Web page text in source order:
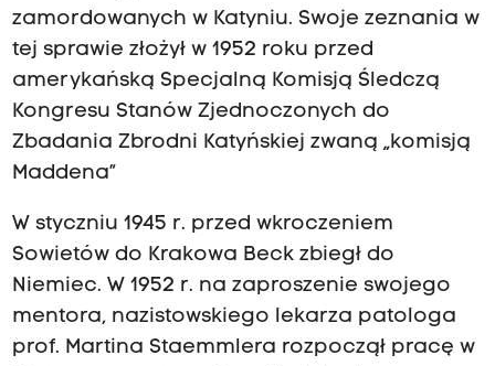
zamordowanych w Katyniu. Swoje zeznania w
tej sprawie złożył w 1952 roku przed
amerykańską Specjalną Komisją Śledczą
Kongresu Stanów Zjednoczonych do
Zbadania Zbrodni Katyńskiej zwaną „komisją
Maddena”
W styczniu 1945 r. przed wkroczeniem
Sowietów do Krakowa Beck zbiegł do
Niemiec. W 1952 r. na zaproszenie swojego
mentora, nazistowskiego lekarza patologa
prof. Martina Staemmlera rozpoczął pracę w